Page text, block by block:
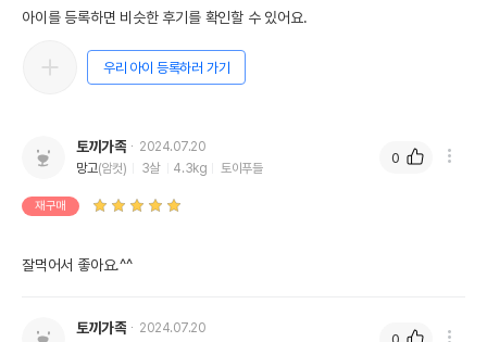
아이를 등록하면 비슷한 후기를 확인할 수 있어요.
우리 아이 등록하러 가기
토끼가족
2024.07.20
망고(암컷) 3살 4.3kg 토이푸들
재구매
잘먹어서 좋아요.^^
0
토끼가족
2024.07.20
0